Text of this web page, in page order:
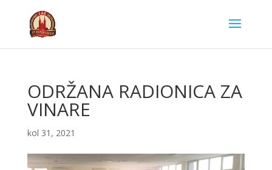
ODRŽANA RADIONICA ZA
VINARE
kol 31, 2021